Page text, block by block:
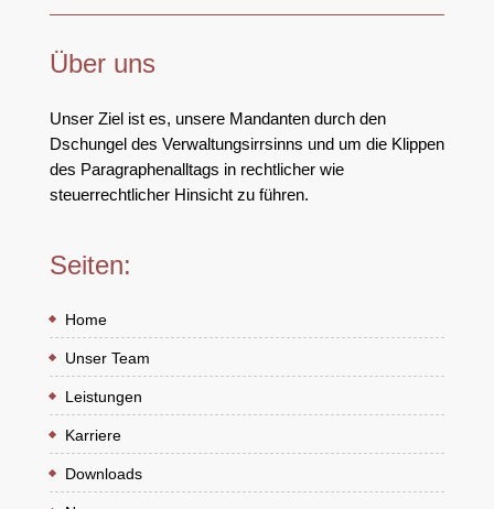
Über uns
Unser Ziel ist es, unsere Mandanten durch den
Dschungel des Verwaltungsirrsinns und um die Klippen
des Paragraphenalltags in rechtlicher wie
steuerrechtlicher Hinsicht zu führen.
Seiten:
Home
Unser Team
Leistungen
Karriere
Downloads